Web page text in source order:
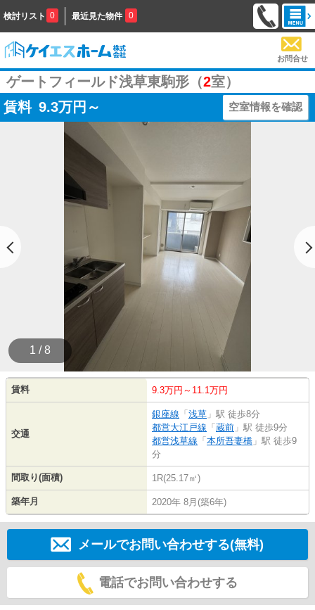
検討リスト 0 最近見た物件 0
お問合せ
ゲートフィールド浅草東駒形（2室）
賃料 9.3万円～ 空室情報を確認
1 / 8
賃料 9.3万円～11.1万円
交通
銀座線 「 浅草 」駅 徒歩8分
都営大江戸線 「 蔵前 」駅 徒歩9分
都営浅草線 「 本所吾妻橋 」駅 徒歩9
分
間取り(面積) 1R(25.17㎡)
築年月 2020年 8月(築6年)
メールでお問い合わせする(無料)
電話でお問い合わせする